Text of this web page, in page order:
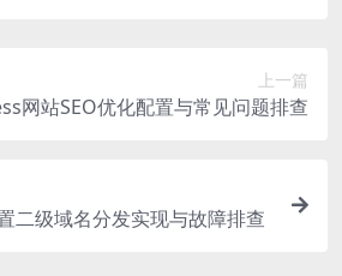
上一篇
网站SEO优化配置与常见问题排查
二级域名分发实现与故障排查